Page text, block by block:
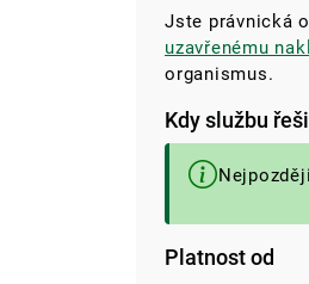
Jste právnická
uzavřenému
organismus.
Kdy službu
Nejpozději
Platnost od